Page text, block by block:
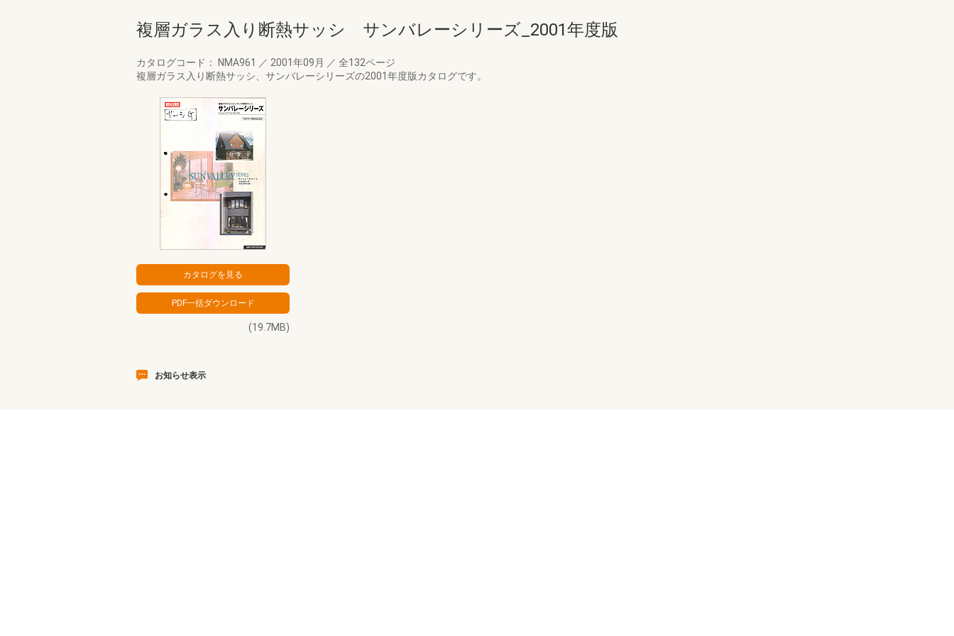
複層ガラス入り断熱サッシ サンバレーシリーズ_2001年度版
カタログコード： NMA961 ／ 2001年09月 ／ 全132ページ
複層ガラス入り断熱サッシ、サンバレーシリーズの2001年度版カタログです。
(19.7MB)
お知らせ表示